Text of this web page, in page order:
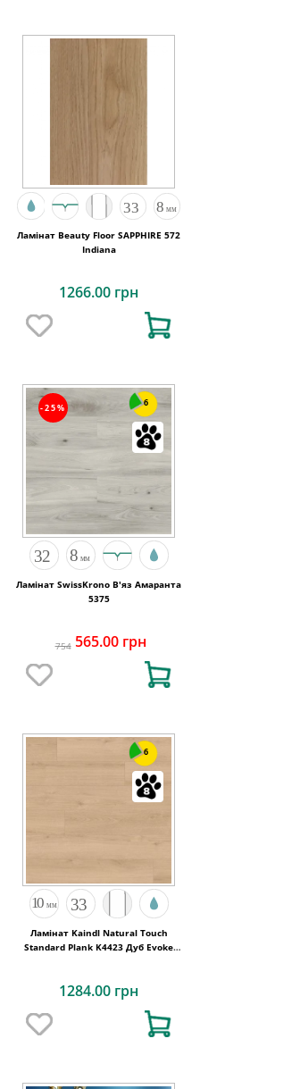
Ламінат Beauty Floor SAPPHIRE 572
Indiana
1266.00 грн
-25% 6
Ламінат SwissKrono В'яз Амаранта
5375
754 565.00 грн
6
Ламінат Kaindl Natural Touch
Standard Plank K4423 Дуб Evoke
1284.00 грн